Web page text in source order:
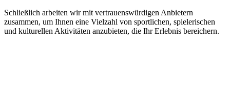
Schließlich arbeiten wir mit vertrauenswürdigen Anbietern
zusammen, um Ihnen eine Vielzahl von sportlichen, spielerischen
und kulturellen Aktivitäten anzubieten, die Ihr Erlebnis bereichern.